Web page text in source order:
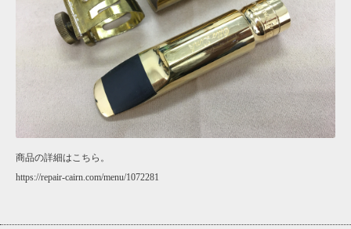
商品の詳細はこちら。
https://repair-cairn.com/menu/1072281